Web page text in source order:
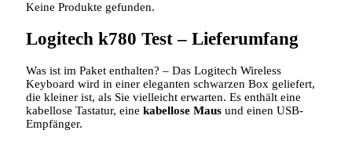
Keine Produkte gefunden.
Logitech k780 Test – Lieferumfang
Was ist im Paket enthalten? – Das Logitech Wireless
Keyboard wird in einer eleganten schwarzen Box geliefert,
die kleiner ist, als Sie vielleicht erwarten. Es enthält eine
kabellose Tastatur, eine kabellose Maus und einen USB-
Empfänger.